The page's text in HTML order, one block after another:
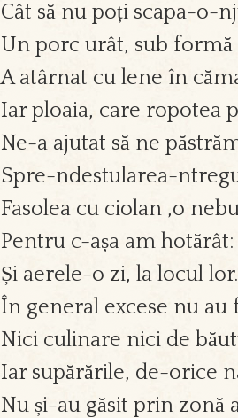
Cât să nu poți scapa-o-
Un porc urât, sub formă
A atârnat cu lene în
Iar ploaia, care ropotea
Ne-a ajutat să ne
Spre-ndestularea-
Fasolea cu ciolan ,o
Pentru c-așa am hotărât:
Și aerele-o zi, la locul lor.
În general excese nu au
Nici culinare nici de
Iar supărările, de-orice
Nu și-au găsit prin zonă